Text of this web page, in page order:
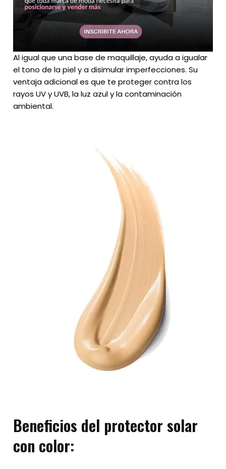
Al igual que una base de maquillaje, ayuda a igualar
el tono de la piel y a disimular imperfecciones. Su
ventaja adicional es que te proteger contra los
rayos UV y UVB, la luz azul y la contaminación
ambiental.
Beneficios del protector solar
con color: